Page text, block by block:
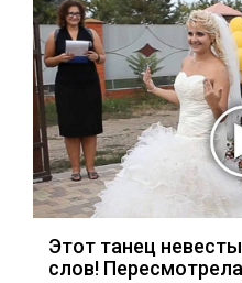
Этот танец
слов!